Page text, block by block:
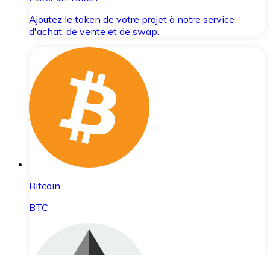
Ajoutez le token de votre projet à notre service
d'achat, de vente et de swap.
Bitcoin
BTC